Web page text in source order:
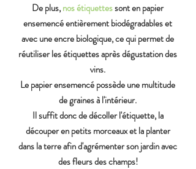
De plus,nos étiquettessont en papier
ensemencé entièrement biodégradables et
avec une encre biologique, ce qui permet de
réutiliser les étiquettes après dégustation des
vins.
Le papier ensemencé possède une multitude
de graines à l'intérieur.
Il suffit donc de décoller l'étiquette, la
découper en petits morceaux et la planter
dans la terre afin d'agrémenter son jardin avec
des fleurs des champs!